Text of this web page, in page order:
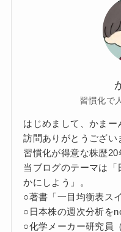
習慣化で
はじめまして、かまー
訪問ありがとうござい
習慣化が得意な株歴20
当ブログのテーマは
かにしよう」。
○著書「一目均衡表ス
○日本株の週次分析を
○化学メーカー研究員